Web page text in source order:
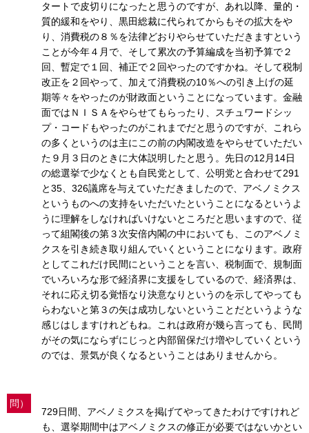
タートで皮切りになったと思うのですが、あれ以降、量的・
質的緩和をやり、黒田総裁に代られてからもその拡大をや
り、消費税の８％を法律どおりやらせていただきますという
ことが今年４月で、そして累次の予算編成を当初予算で２
回、暫定で１回、補正で２回やったのですかね。そして税制
改正を２回やって、加えて消費税の10％への引き上げの延
期等々をやったのが財政面ということになっています。金融
面ではＮＩＳＡをやらせてもらったり、スチュワードシッ
プ・コードもやったのがこれまでだと思うのですが、これら
の多くというのは主にこの前の内閣改造をやらせていただい
た９月３日のときに大体説明したと思う。先日の12月14日
の総選挙で少なくとも自民党として、公明党と合わせて291
と35、326議席を与えていただきましたので、アベノミクス
というものへの支持をいただいたということになるというよ
うに理解をしなければいけないところだと思いますので、従
って組閣後の第３次安倍内閣の中においても、このアベノミ
クスを引き続き取り組んでいくということになります。政府
としてこれだけ民間にということを言い、税制面で、規制面
でいろいろな形で経済界に支援をしているので、経済界は、
それに応え切る覚悟なり決意なりというのを示してやっても
らわないと第３の矢は成功しないということだというような
感じはしますけれどもね。これは政府が幾ら言っても、民間
がその気にならずにじっと内部留保だけ増やしていくという
のでは、景気が良くなるということはありませんから。
問）
729日間、アベノミクスを掲げてやってきたわけですけれど
も、選挙期間中はアベノミクスの修正が必要ではないかとい